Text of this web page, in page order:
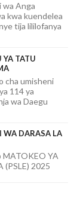
wa Anga
kwa kuendelea
tija lililofanya
TATU
cha umisheni
114 ya
wa Daegu
WA DARASA LA
MATOKEO YA
(PSLE) 2025